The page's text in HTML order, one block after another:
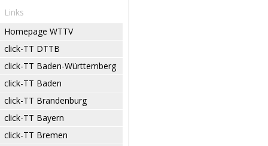
Links
Homepage WTTV
click-TT DTTB
click-TT Baden-Württemberg
click-TT Baden
click-TT Brandenburg
click-TT Bayern
click-TT Bremen